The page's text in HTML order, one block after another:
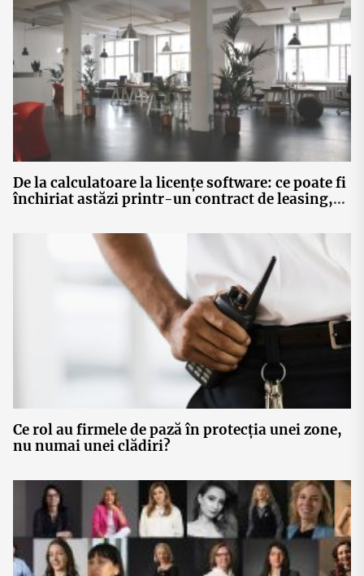
De la calculatoare la licențe software: ce poate fi
închiriat astăzi printr-un contract de leasing,
Ce rol au firmele de pază în protecția unei zone,
nu numai unei clădiri?